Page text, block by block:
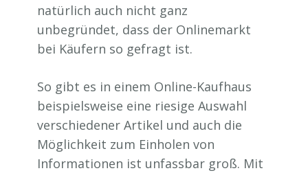
natürlich auch nicht ganz
unbegründet, dass der Onlinemarkt
bei Käufern so gefragt ist.
So gibt es in einem Online-Kaufhaus
beispielsweise eine riesige Auswahl
verschiedener Artikel und auch die
Möglichkeit zum Einholen von
Informationen ist unfassbar groß. Mit